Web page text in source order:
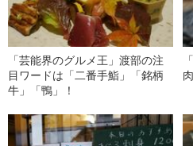
「芸能界のグルメ王」渡部の注
目ワードは「二番手鮨」「銘柄
牛」「鴨」！